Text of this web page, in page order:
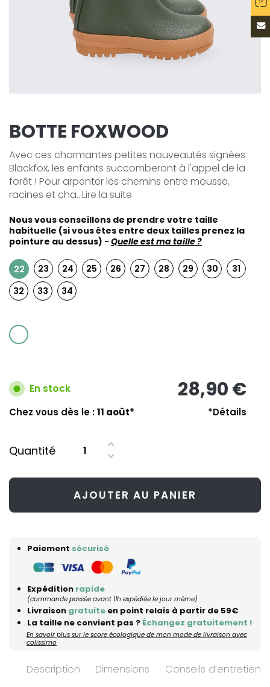
BOTTE FOXWOOD
Avec ces charmantes petites nouveautés signées
Blackfox, les enfants succomberont à l'appel de la
forêt ! Pour arpenter les chemins entre mousse,
racines et cha...Lire la suite
Nous vous conseillons de prendre votre taille
habituelle (si vous êtes entre deux tailles prenez la
pointure au dessus) - Quelle est ma taille ?
22 23 24 25 26 27 28 29 30
31
32
33 34
En stock 28,90 €
Chez vous dès le :11 août* *Détails
Quantité
AJOUTER AU PANIER
Paiement sécurisé
Expédition rapide
(commande passée avant 11h expédiée le jour même)
Livraison gratuite en point relais à partir de 59€
La taille ne convient pas ? Échangez gratuitement !
En savoir plus sur le score écologique de mon mode de livraison avec
colissimo
Description Dimensions Conseils d’entretien